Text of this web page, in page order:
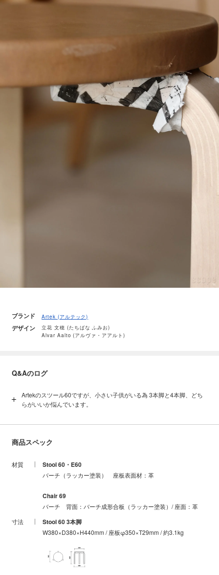
ブランド Artek (アルテック)
デザイン
立花 文穂 (たちばな ふみお)
Alvar Aalto (アルヴァ・アアルト)
Q&Aのログ
Artekのスツール60ですが、小さい子供がいる為 3本脚と4本脚、どち
らがいいか悩んでいます。
年代になり4本脚が登場します。3本脚はオリジナルの形であるだけで
コよく、脚も1本少ないですから価格も少しお手頃と魅力的です。た
もないのですが、脚と脚の間の縁に極端に力を掛けるとコケます。で
すから普通に座る分には良いのですが、妙に浅く腰掛けたり、深く腰
掛けたり、手をついたりしますとグラっとくる事があり、時として倒
れにくいです。ですので、小さいお子様が予想外の使い方（つかまり
立ちしたり、乗ってしまったり）した場合、バランスを崩して転倒し
スメします。そういった事を知らない人が使う場所であったり、そう
いった事を理解できない人が使う場合は倒れる危険性もありますから4
商品スペック
材質 Stool 60・E60
バーチ（ラッカー塗装） 座板表面材：革
Chair 69
バーチ 背面：バーチ成形合板（ラッカー塗装）/ 座面：革
寸法
Stool 60 3本脚
W380×D380×H440mm / 座板φ350×T29mm / 約3.1kg